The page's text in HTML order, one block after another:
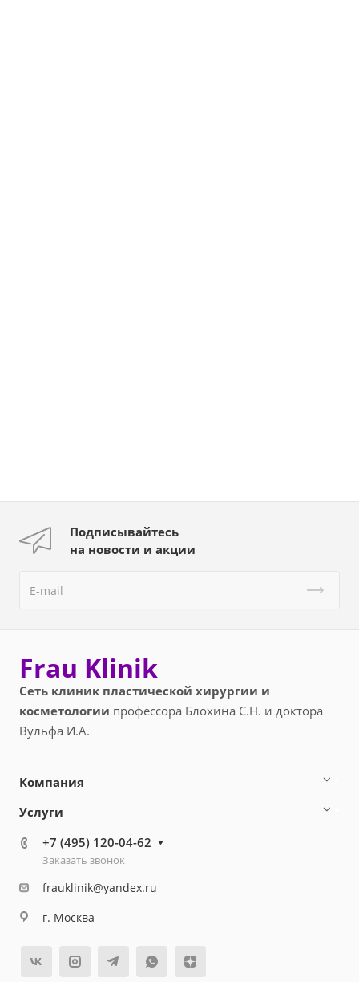
Подписывайтесь
на новости и акции
Frau Klinik
Сеть клиник пластической хирургии и
косметологии профессора Блохина С.Н. и доктора
Вульфа И.А.
Компания
Услуги
+7 (495) 120-04-62
Заказать звонок
frauklinik@yandex.ru
г. Москва